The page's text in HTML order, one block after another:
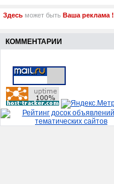
Здесь может быть Ваша реклама !
КОММЕНТАРИИ